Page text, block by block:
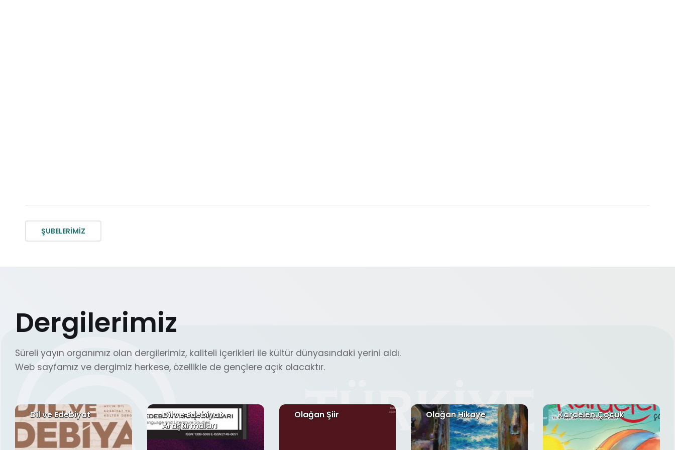
ŞUBELERİMİZ
Dergilerimiz
Süreli yayın organımız olan dergilerimiz, kaliteli içerikleri ile kültür dünyasındaki yerini aldı.
Web sayfamız ve dergimiz herkese, özellikle de gençlere açık olacaktır.
Dil ve Edebiyat
Dil ve Edebiyat
Araştırmaları
Olağan Şiir Olağan Hikaye Kardelen Çocuk